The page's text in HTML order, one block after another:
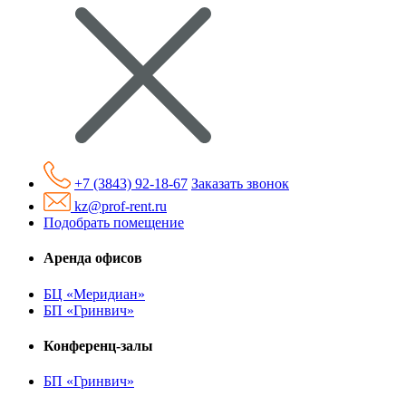
+7 (3843) 92-18-67 Заказать звонок
kz@prof-rent.ru
Подобрать помещение
Аренда офисов
БЦ «Меридиан»
БП «Гринвич»
Конференц-залы
БП «Гринвич»